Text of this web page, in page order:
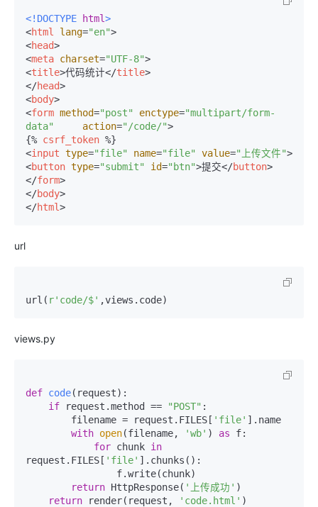
<!DOCTYPE html>
<html lang="en">
<head>
<meta charset="UTF-8">
<title>代码统计</title>
</head>
<body>
<form method="post" enctype="multipart/form-
data"
action="/code/">
{% csrf_token %}
<input type="file" name="file" value="上传文件">
<button type="submit" id="btn">提交</button>
</form>
</body>
</html>
url
url( r'code/$'
views.py
def code( request):
if request.method == "POST" :
        filename = request.FILES[
'file' ].name
with open(filename, 'wb' ) as f:
for chunk in
request.FILES[ 'file' ].chunks():
return HttpResponse( '上传成功' )
return render(request, 'code.html'